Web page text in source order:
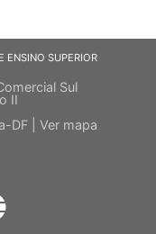
ENSINO SUPERIOR
Sul
II
DF | Ver mapa